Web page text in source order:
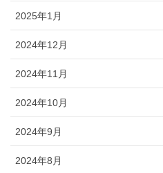
2025年1月
2024年12月
2024年11月
2024年10月
2024年9月
2024年8月